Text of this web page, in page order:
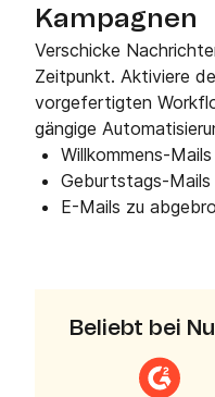
Kampagnen
Verschicke
Zeitpunkt. Aktiviere
vorgefertigten
gängige
Willkommens-Mails
Geburtstags-Mails
E-Mails zu
Beliebt bei